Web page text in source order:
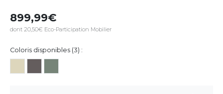
899,99
dont 20,50€ Eco-Participation Mobilier
Coloris disponibles (3) :